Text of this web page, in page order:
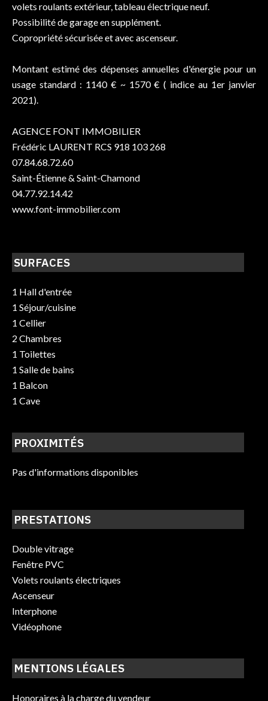
volets roulants extérieur, tableau électrique neuf.
Possibilité de garage en supplément.
Copropriété sécurisée et avec ascenseur.
Montant estimé des dépenses annuelles d'énergie pour un
usage standard : 1140 € ~ 1570 € ( indice au 1er janvier
2021).
AGENCE FONT IMMOBILIER
Frédéric LAURENT RCS 918 103 268
07.84.68.72.60
Saint-Étienne & Saint-Chamond
04.77.92.14.42
www.font-immobilier.com
SURFACES
1 Hall d'entrée
1 Séjour/cuisine
1 Cellier
2 Chambres
1 Toilettes
1 Salle de bains
1 Balcon
1 Cave
PROXIMITÉS
Pas d'informations disponibles
PRESTATIONS
Double vitrage
Fenêtre PVC
Volets roulants électriques
Ascenseur
Interphone
Vidéophone
MENTIONS LÉGALES
Honoraires à la charge du vendeur